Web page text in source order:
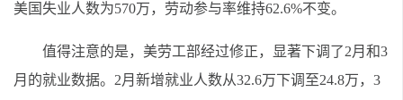
美国失业人数为570万，劳动参与率维持62.6%不变。
值得注意的是，美劳工部经过修正，显著下调了2月和3
月的就业数据。2月新增就业人数从32.6万下调至24.8万，3